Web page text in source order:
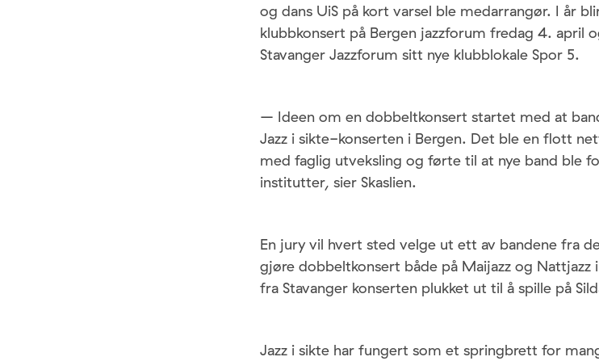
og dans UiS på kort varsel ble medarrangør. I år
klubbkonsert på Bergen jazzforum fredag 4. april
Stavanger Jazzforum sitt nye klubblokale Spor 5.
– Ideen om en dobbeltkonsert startet med at
Jazz i sikte-konserten i Bergen. Det ble en flott
med faglig utveksling og førte til at nye band ble
institutter, sier Skaslien.
En jury vil hvert sted velge ut ett av bandene fra
gjøre dobbeltkonsert både på Maijazz og
fra Stavanger konserten plukket ut til å spille på
Jazz i sikte har fungert som et springbrett for